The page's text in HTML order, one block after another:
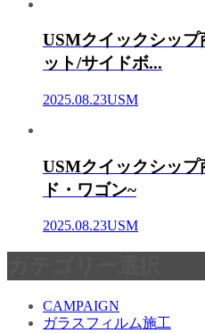
USMクイックシッ
ット/サイドボ...
2025.08.23USM
USMクイックシッ
ド・ワゴン~
2025.08.23USM
CAMPAIGN
ガラスフィルム施工